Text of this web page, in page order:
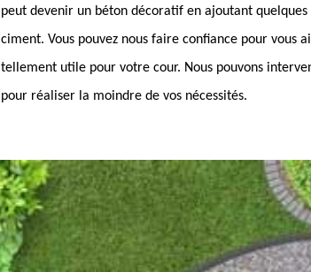
peut devenir un béton décoratif en ajoutant
ciment. Vous pouvez nous faire confiance pour vous
tellement utile pour votre cour. Nous pouvons
pour réaliser la moindre de vos nécessités.